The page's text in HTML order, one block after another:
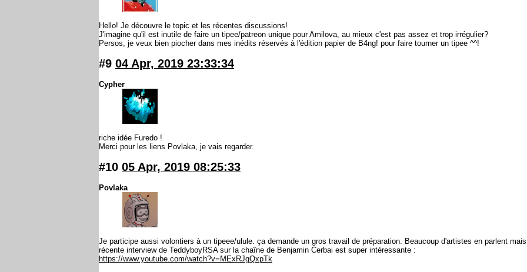
Hello! Je découvre le topic et les récentes discussions!
J'imagine qu'il est inutile de faire un tipee/patreon unique pour Amilova, au mieux c'est pas assez et trop irrégulier?
Persos, je veux bien piocher dans mes inédits réservés à l'édition papier de B4ng! pour faire tourner un tipee ^^!
#9 04 Apr, 2019 23:33:34
Cypher
riche idée Furedo !
Merci pour les liens Povlaka, je vais regarder.
#10 05 Apr, 2019 08:25:33
Povlaka
Je participe aussi volontiers à un tipeee/ulule. ça demande un gros travail de préparation. Beaucoup d'artistes en parlent
récente interview de TeddyboyRSA sur la chaîne de Benjamin Cerbai est super intéressante :
https://www.youtube.com/watch?v=MExRJgQxpTk